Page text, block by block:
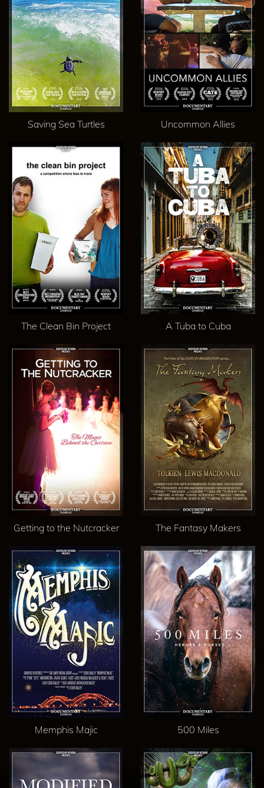
Saving Sea Turtles Uncommon Allies
The Clean Bin Project A Tuba to Cuba
Getting to the Nutcracker The Fantasy Makers
Memphis Majic 500 Miles